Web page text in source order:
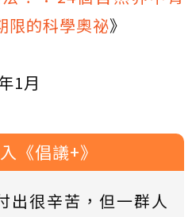
限的科學奧祕》
1月
《倡議+》
出很辛苦，但一群人